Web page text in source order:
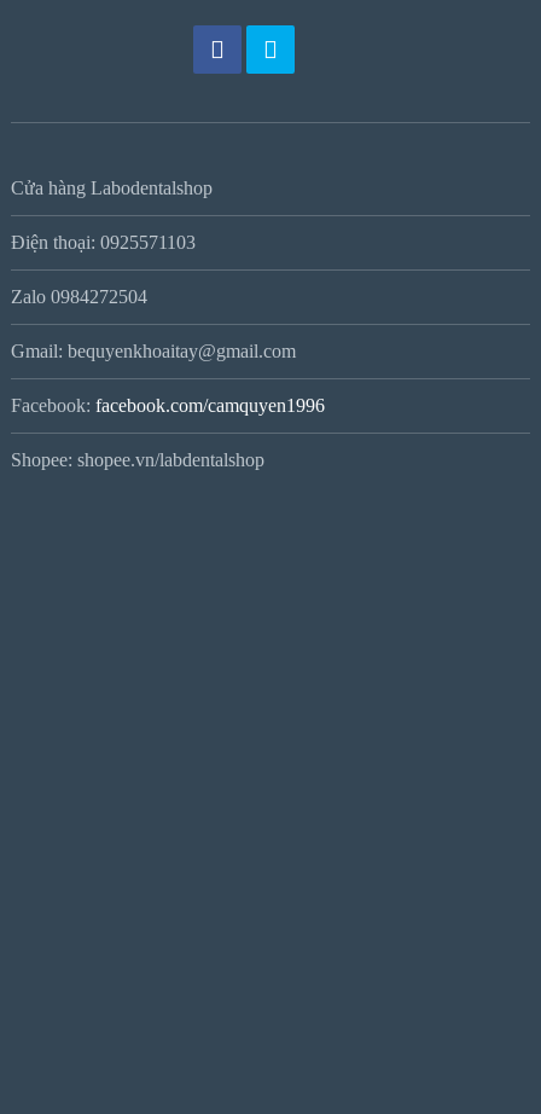
Cửa hàng Labodentalshop
Điện thoại: 0925571103
Zalo 0984272504
Gmail: bequyenkhoaitay@gmail.com
Facebook: facebook.com/camquyen1996
Shopee: shopee.vn/labdentalshop